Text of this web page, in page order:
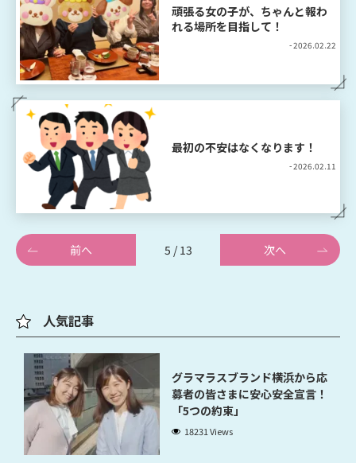
頑張る女の子が、ちゃんと報わ
れる場所を目指して！
- 2026.02.22
最初の不安はなくなります！
- 2026.02.11
5 / 13
前へ 次へ
人気記事
グラマラスブランド横浜から応
募者の皆さまに安心安全宣言！
「5つの約束」
18231 Views